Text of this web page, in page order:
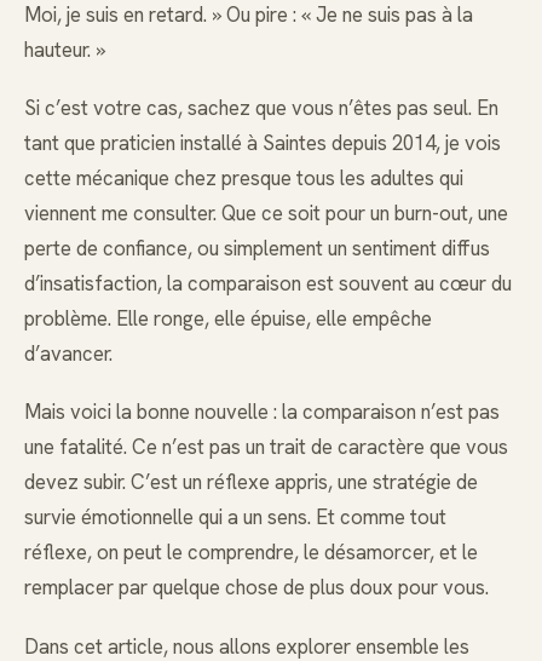
Moi, je suis en retard. » Ou pire : « Je ne suis pas à la
hauteur. »
Si c’est votre cas, sachez que vous n’êtes pas seul. En
tant que praticien installé à Saintes depuis 2014, je vois
cette mécanique chez presque tous les adultes qui
viennent me consulter. Que ce soit pour un burn-out, une
perte de confiance, ou simplement un sentiment diffus
d’insatisfaction, la comparaison est souvent au cœur du
problème. Elle ronge, elle épuise, elle empêche
d’avancer.
Mais voici la bonne nouvelle : la comparaison n’est pas
une fatalité. Ce n’est pas un trait de caractère que vous
devez subir. C’est un réflexe appris, une stratégie de
survie émotionnelle qui a un sens. Et comme tout
réflexe, on peut le comprendre, le désamorcer, et le
remplacer par quelque chose de plus doux pour vous.
Dans cet article, nous allons explorer ensemble les